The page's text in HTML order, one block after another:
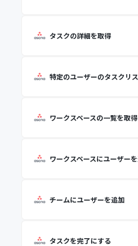
タスクの詳細を取得
特定のユーザーのタスクリ
ワークスペースの一覧を取得
ワークスペースにユーザー
チームにユーザーを追加
タスクを完了にする